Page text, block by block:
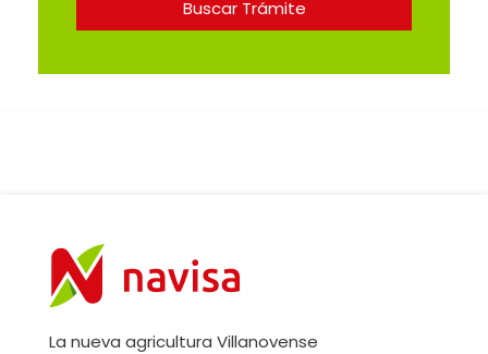
La nueva agricultura Villanovense